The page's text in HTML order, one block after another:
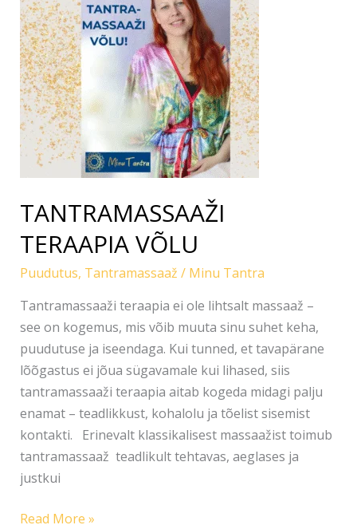
TANTRAMASSAAŽI
TERAAPIA VÕLU
Puudutus, Tantramassaaž / Minu Tantra
Tantramassaaži teraapia ei ole lihtsalt massaaž –
see on kogemus, mis võib muuta sinu suhet keha,
puudutuse ja iseendaga. Kui tunned, et tavapärane
lõõgastus ei jõua sügavamale kui lihased, siis
tantramassaaži teraapia aitab kogeda midagi palju
enamat – teadlikkust, kohalolu ja tõelist sisemist
kontakti. Erinevalt klassikalisest massaažist toimub
tantramassaaž teadlikult tehtavas, aeglases ja
justkui
TERAAPIA
VÕLU
Read More »